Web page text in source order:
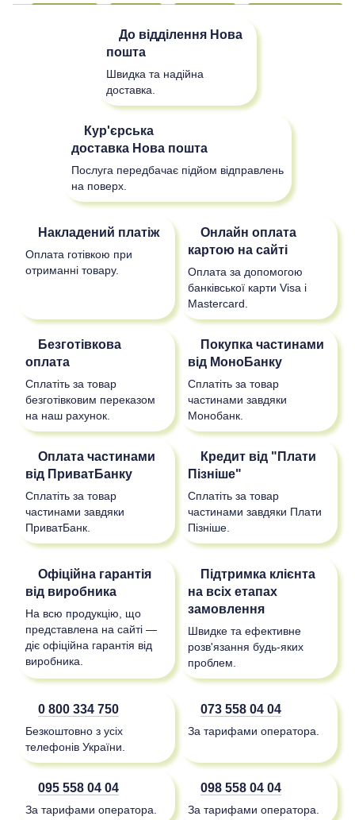
До відділення Нова
пошта
Швидка та надійна
доставка.
Кур'єрська
доставка Нова пошта
Послуга передбачає підйом відправлень
на поверх.
Накладений платіж
Оплата готівкою при
отриманні товару.
Онлайн оплата
картою на сайті
Оплата за допомогою
банківської карти Visa і
Mastercard.
Безготівкова
оплата
Сплатіть за товар
безготівковим переказом
на наш рахунок.
Покупка частинами
від МоноБанку
Сплатіть за товар
частинами завдяки
Монобанк.
Оплата частинами
від ПриватБанку
Сплатіть за товар
частинами завдяки
ПриватБанк.
Кредит від "Плати
Пізніше"
Сплатіть за товар
частинами завдяки Плати
Пізніше.
Офіційна гарантія
від виробника
На всю продукцію, що
представлена на сайті —
діє офіційна гарантія від
виробника.
Підтримка клієнта
на всіх етапах
замовлення
Швидке та ефективне
розв'язання будь-яких
проблем.
0 800 334 750
Безкоштовно з усіх
телефонів України.
073 558 04 04
За тарифами оператора.
095 558 04 04
За тарифами оператора.
098 558 04 04
За тарифами оператора.